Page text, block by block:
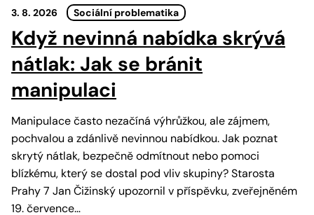
3. 8. 2026 Sociální problematika
Když nevinná nabídka skrývá
nátlak: Jak se bránit
manipulaci
Manipulace často nezačíná výhrůžkou, ale zájmem,
pochvalou a zdánlivě nevinnou nabídkou. Jak poznat
skrytý nátlak, bezpečně odmítnout nebo pomoci
blízkému, který se dostal pod vliv skupiny? Starosta
Prahy 7 Jan Čižinský upozornil v příspěvku, zveřejněném
19. července…